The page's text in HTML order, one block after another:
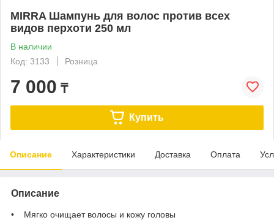
MIRRA Шампунь для волос против всех
видов перхоти 250 мл
В наличии
Код: 3133
Розница
7 000 ₸
Купить
Описание Характеристики Доставка Оплата
Описание
• Мягко очищает волосы и кожу головы